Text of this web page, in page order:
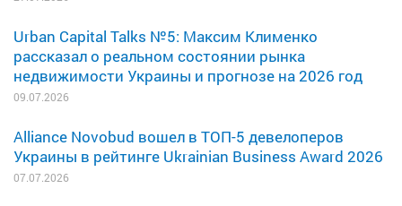
Urban Capital Talks №5: Максим Клименко
рассказал о реальном состоянии рынка
недвижимости Украины и прогнозе на 2026 год
09.07.2026
Alliance Novobud вошел в ТОП-5 девелоперов
Украины в рейтинге Ukrainian Business Award 2026
07.07.2026